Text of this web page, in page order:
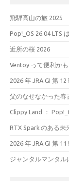
飛騨高山の旅 2025
Pop!_OS 26.04 LTS
近所の桜 2026
Ventoy って便利かも
2026 年 JRA GI 第 12
父のなせなかった春
Clippy Land ：
RTX Spark のある未
2026 年 JRA GI 第 11
ジャンタルマンタル